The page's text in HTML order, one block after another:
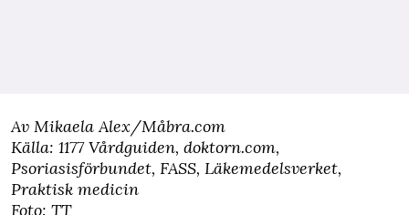
Av Mikaela Alex/Måbra.com
Källa: 1177 Vårdguiden, doktorn.com,
Psoriasisförbundet, FASS, Läkemedelsverket,
Praktisk medicin
Foto: TT